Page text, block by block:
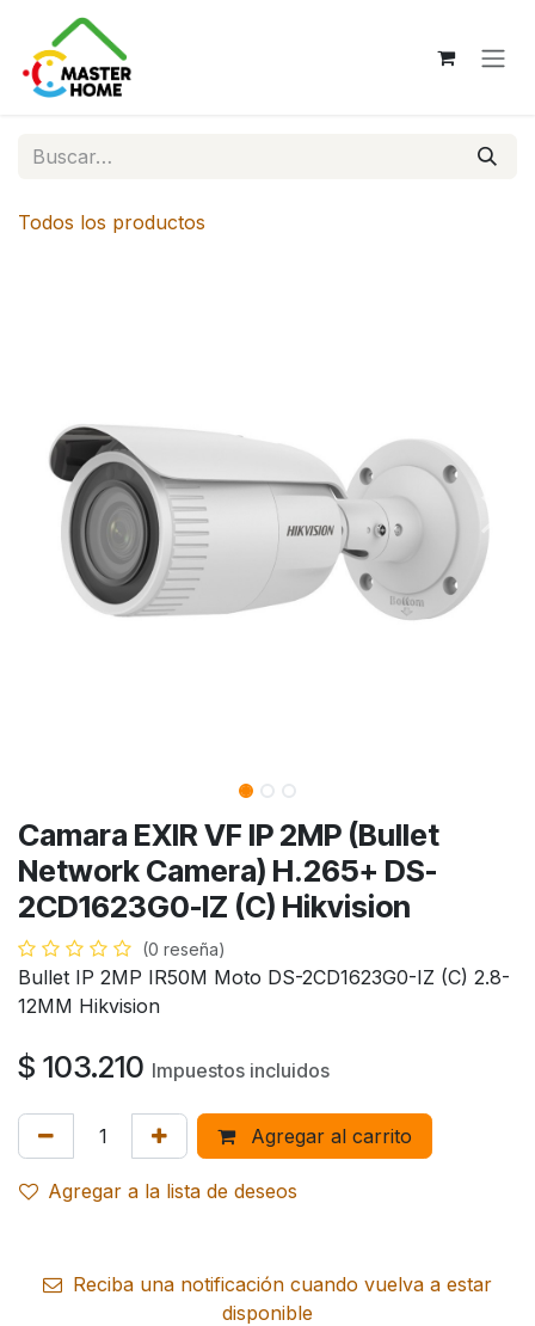
Ir al contenido
Todos los productos
Camara EXIR VF IP 2MP (Bullet
Network Camera) H.265+ DS-
2CD1623G0-IZ (C) Hikvision
(0 reseña)
Bullet IP 2MP IR50M Moto DS-2CD1623G0-IZ (C) 2.8-
12MM Hikvision
$ 103.210 Impuestos incluidos
Agregar al carrito
Agregar a la lista de deseos
Reciba una notificación cuando vuelva a estar
disponible